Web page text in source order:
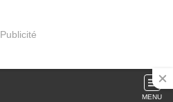
Publicité
MENU